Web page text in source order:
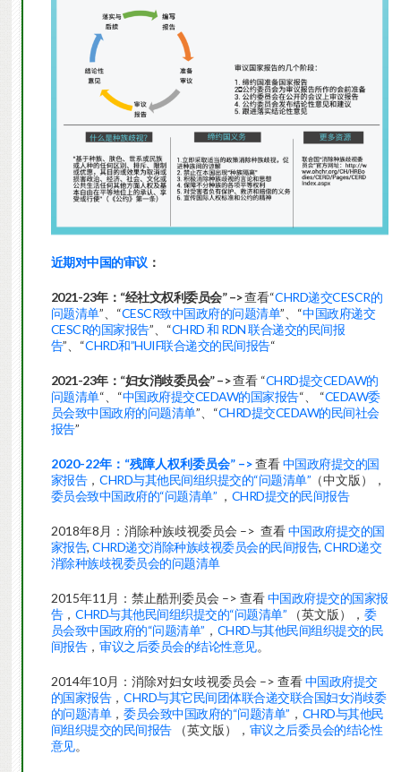
近期对中国的审议 ：
2021-23年：“经社文权利委员会” –>查看“CHRD递交CESCR的
问题清单”、“CESCR致中国政府的问题清单”、“中国政府递交
CESCR的国家报告”、“CHRD 和 RDN 联合递交的民间报
告”、“CHRD和”HUIF联合递交的民间报告“
2021-23年：“妇女消歧委员会” –>查看 “CHRD提交CEDAW的
问题清单“、“中国政府提交CEDAW的国家报告“、 “CEDAW委
员会致中国政府的问题清单”、“CHRD提交CEDAW的民间社会
报告”
2020-22年：“残障人权利委员会” –>查看中国政府提交的国
家报告，CHRD与其他民间组织提交的“问题清单” （中文版），
委员会致中国政府的“问题清单” ， CHRD提交的民间报告
2018年8月：消除种族歧视委员会 –> 查看中国政府提交的国
家报告,CHRD递交消除种族歧视委员会的民间报告,CHRD递交
消除种族歧视委员会的问题清单
2015年11月：禁止酷刑委员会 –> 查看中国政府提交的国家报
告，CHRD与其他民间组织提交的“问题清单” （英文版），委
员会致中国政府的“问题清单” ， CHRD与其他民间组织提交的民
间报告，审议之后委员会的结论性意见。
2014年10月：消除对妇女歧视委员会 –> 查看中国政府提交
的国家报告，CHRD与其它民间团体联合递交联合国妇女消歧委
的问题清单，委员会致中国政府的“问题清单” ， CHRD与其他民
间组织提交的民间报告（英文版）， 审议之后委员会的结论性
意见。